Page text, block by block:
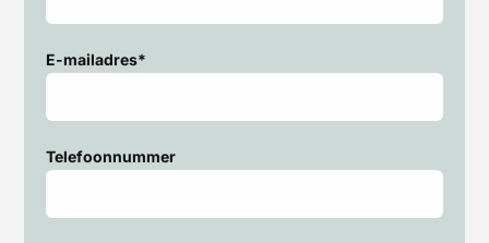
E-mailadres*
Telefoonnummer